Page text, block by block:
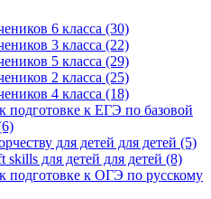
6 класса (30)
3 класса (22)
5 класса (29)
2 класса (25)
4 класса (18)
подготовке к ЕГЭ по базовой
для детей для детей (5)
skills для детей для детей (8)
подготовке к ОГЭ по русскому